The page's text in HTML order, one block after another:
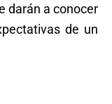
darán a conocer
de un